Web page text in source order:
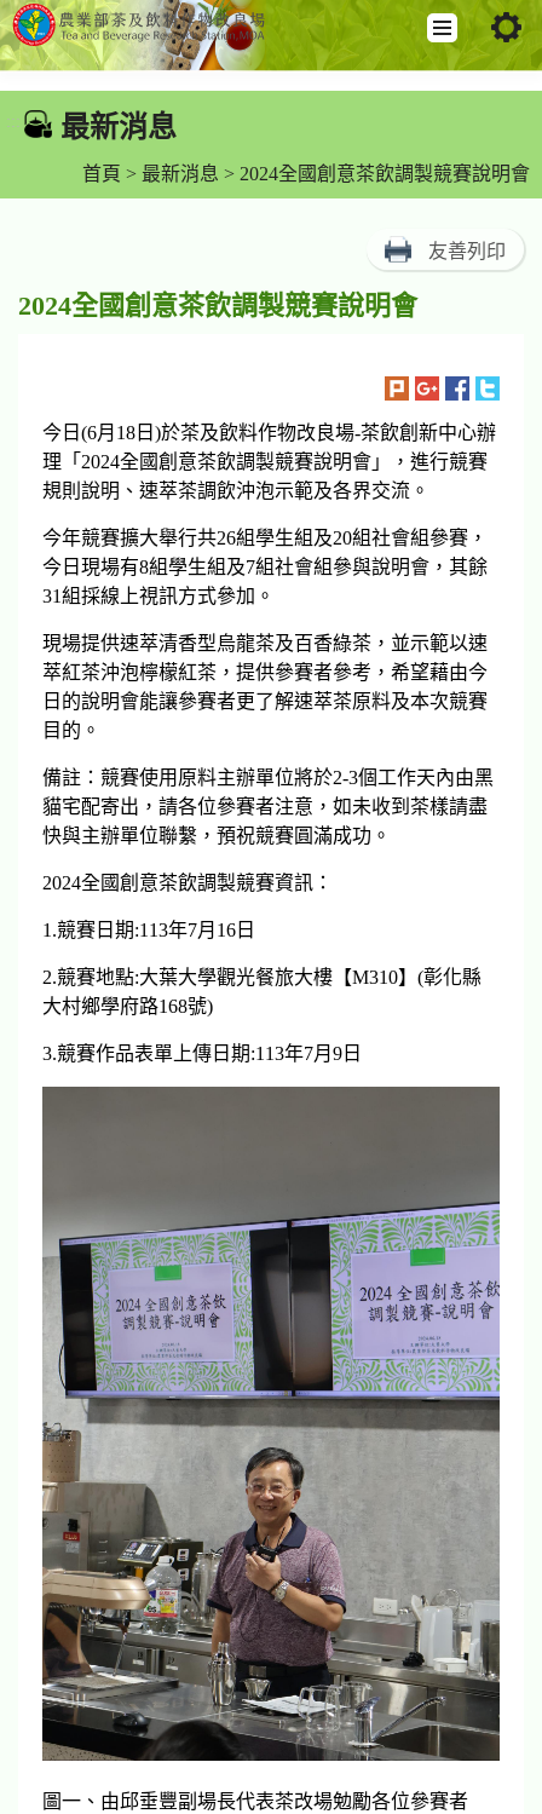
內
::: 最新消息
首頁 > 最新消息 > 2024全國創意茶飲調製競賽說明會
友善列印
2024全國創意茶飲調製競賽說明會
今日(6月18日)於茶及飲料作物改良場-茶飲創新中心辦
理「2024全國創意茶飲調製競賽說明會」，進行競賽
規則說明、速萃茶調飲沖泡示範及各界交流。
今年競賽擴大舉行共26組學生組及20組社會組參賽，
今日現場有8組學生組及7組社會組參與說明會，其餘
31組採線上視訊方式參加。
現場提供速萃清香型烏龍茶及百香綠茶，並示範以速
萃紅茶沖泡檸檬紅茶，提供參賽者參考，希望藉由今
日的說明會能讓參賽者更了解速萃茶原料及本次競賽
目的。
備註：競賽使用原料主辦單位將於2-3個工作天內由黑
貓宅配寄出，請各位參賽者注意，如未收到茶樣請盡
快與主辦單位聯繫，預祝競賽圓滿成功。
2024全國創意茶飲調製競賽資訊：
1.競賽日期:113年7月16日
2.競賽地點:大葉大學觀光餐旅大樓【M310】(彰化縣
大村鄉學府路168號)
3.競賽作品表單上傳日期:113年7月9日
圖一、由邱垂豐副場長代表茶改場勉勵各位參賽者